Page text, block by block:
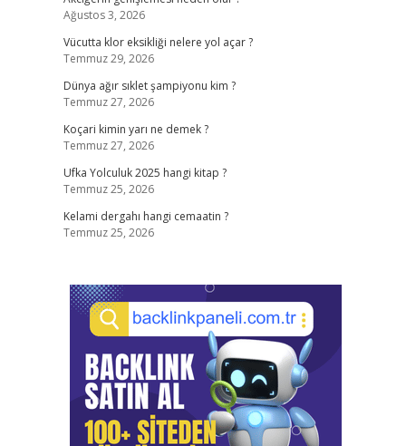
Ağustos 3, 2026
Vücutta klor eksikliği nelere yol açar ?
Temmuz 29, 2026
Dünya ağır sıklet şampiyonu kim ?
Temmuz 27, 2026
Koçari kimin yarı ne demek ?
Temmuz 27, 2026
Ufka Yolculuk 2025 hangi kitap ?
Temmuz 25, 2026
Kelami dergahı hangi cemaatin ?
Temmuz 25, 2026